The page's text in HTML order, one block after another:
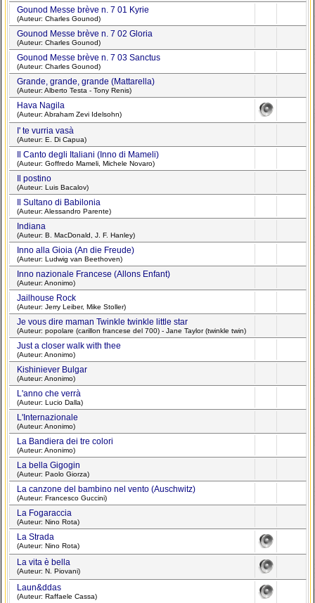
Gounod Messe brève n. 7 01 Kyrie
(Auteur: Charles Gounod)
Gounod Messe brève n. 7 02 Gloria
(Auteur: Charles Gounod)
Gounod Messe brève n. 7 03 Sanctus
(Auteur: Charles Gounod)
Grande, grande, grande (Mattarella)
(Auteur: Alberto Testa - Tony Renis)
Hava Nagila
(Auteur: Abraham Zevi Idelsohn)
I' te vurria vasà
(Auteur: E. Di Capua)
Il Canto degli Italiani (Inno di Mameli)
(Auteur: Goffredo Mameli, Michele Novaro)
Il postino
(Auteur: Luis Bacalov)
Il Sultano di Babilonia
(Auteur: Alessandro Parente)
Indiana
(Auteur: B. MacDonald, J. F. Hanley)
Inno alla Gioia (An die Freude)
(Auteur: Ludwig van Beethoven)
Inno nazionale Francese (Allons Enfant)
(Auteur: Anonimo)
Jailhouse Rock
(Auteur: Jerry Leiber, Mike Stoller)
Je vous dire maman Twinkle twinkle little star
(Auteur: popolare (carillon francese del 700) - Jane Taylor (twinkle twin)
Just a closer walk with thee
(Auteur: Anonimo)
Kishiniever Bulgar
(Auteur: Anonimo)
L'anno che verrà
(Auteur: Lucio Dalla)
L'Internazionale
(Auteur: Anonimo)
La Bandiera dei tre colori
(Auteur: Anonimo)
La bella Gigogin
(Auteur: Paolo Giorza)
La canzone del bambino nel vento (Auschwitz)
(Auteur: Francesco Guccini)
La Fogaraccia
(Auteur: Nino Rota)
La Strada
(Auteur: Nino Rota)
La vita è bella
(Auteur: N. Piovani)
Laun&ddas
(Auteur: Raffaele Cassa)